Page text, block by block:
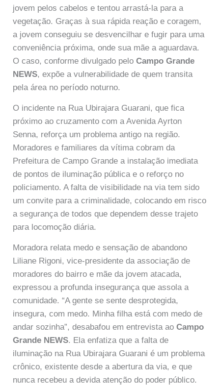
jovem pelos cabelos e tentou arrastá-la para a
vegetação. Graças à sua rápida reação e coragem,
a jovem conseguiu se desvencilhar e fugir para uma
conveniência próxima, onde sua mãe a aguardava.
O caso, conforme divulgado peloCampo Grande
NEWS, expõe a vulnerabilidade de quem transita
pela área no período noturno.
O incidente na Rua Ubirajara Guarani, que fica
próximo ao cruzamento com a Avenida Ayrton
Senna, reforça um problema antigo na região.
Moradores e familiares da vítima cobram da
Prefeitura de Campo Grande a instalação imediata
de pontos de iluminação pública e o reforço no
policiamento. A falta de visibilidade na via tem sido
um convite para a criminalidade, colocando em risco
a segurança de todos que dependem desse trajeto
para locomoção diária.
Moradora relata medo e sensação de abandono
Liliane Rigoni, vice-presidente da associação de
moradores do bairro e mãe da jovem atacada,
expressou a profunda insegurança que assola a
comunidade. “A gente se sente desprotegida,
insegura, com medo. Minha filha está com medo de
andar sozinha”, desabafou em entrevista aoCampo
Grande NEWS. Ela enfatiza que a falta de
iluminação na Rua Ubirajara Guarani é um problema
crônico, existente desde a abertura da via, e que
nunca recebeu a devida atenção do poder público.